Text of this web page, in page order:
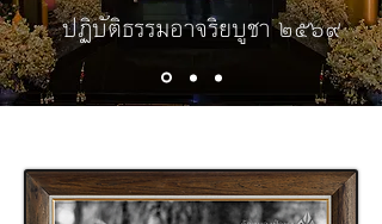
ปฏิบัติธรรมอาจริยบูชา ๒๕๖๙